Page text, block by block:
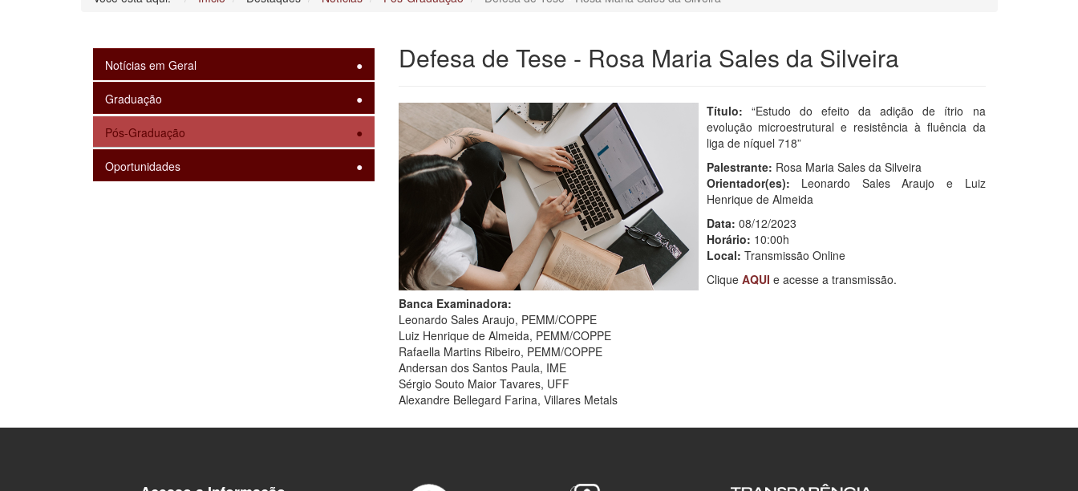
Notícias em Geral
Graduação
Pós-Graduação
Oportunidades
Defesa de Tese - Rosa Maria Sales da Silveira
Título: “Estudo do efeito da adição de ítrio na
evolução microestrutural e resistência à fluência da
liga de níquel 718”
Palestrante: Rosa Maria Sales da Silveira
Orientador(es): Leonardo Sales Araujo e Luiz
Henrique de Almeida
Data: 08/12/2023
Horário: 10:00h
Local: Transmissão Online
Clique AQUI e acesse a transmissão.
Banca Examinadora:
Leonardo Sales Araujo, PEMM/COPPE
Luiz Henrique de Almeida, PEMM/COPPE
Rafaella Martins Ribeiro, PEMM/COPPE
Andersan dos Santos Paula, IME
Sérgio Souto Maior Tavares, UFF
Alexandre Bellegard Farina, Villares Metals